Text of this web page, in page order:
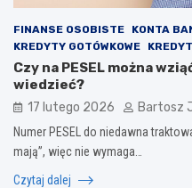
FINANSE OSOBISTE KONTA
KREDYTY GOTÓWKOWE
Czy na PESEL można
wiedzieć?
17 lutego 2026 Bartosz
Numer PESEL do niedawna
mają”, więc nie wymaga…
Czytaj dalej